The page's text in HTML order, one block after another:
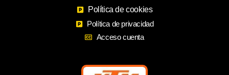
o
o
k
g
r
a
m
a
r
k
e
a
Política de cookies
Política de privacidad
Acceso cuenta